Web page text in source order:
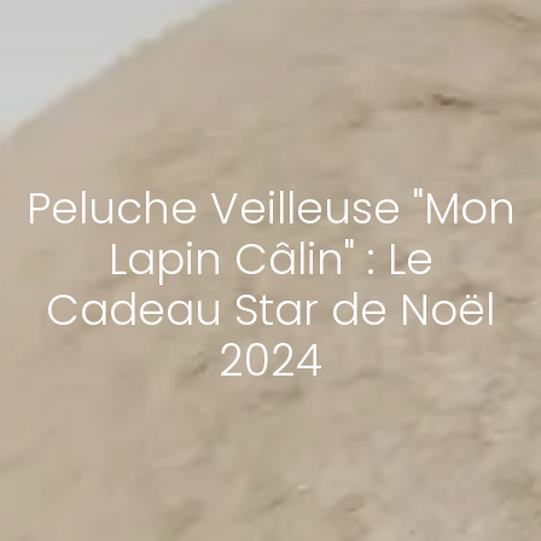
Peluche Veilleuse "Mon
Lapin Câlin" : Le
Cadeau Star de Noël
2024